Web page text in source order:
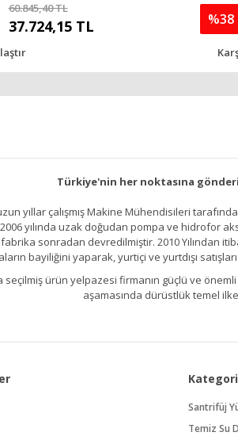
60.845,40 TL
37.724,15 TL %38
Türkiye'nin her noktasına
yıllar çalışmış Makine Mühendisileri
yılında uzak doğudan pompa ve hidrofor
sonradan devredilmiştir. 2010 Yılından
bayiliğini yaparak, yurtiçi ve yurtdışı
seçilmiş ürün yelpazesi firmanın güçlü ve
aşamasında dürüstlük temel
Santrifüj
Temiz Su